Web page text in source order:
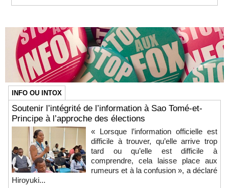
INFO OU INTOX
Soutenir l’intégrité de l’information à Sao Tomé-et-
Principe à l’approche des élections
« Lorsque l’information officielle est
difficile à trouver, qu’elle arrive trop
tard ou qu’elle est difficile à
comprendre, cela laisse place aux
rumeurs et à la confusion », a déclaré
Hiroyuki...